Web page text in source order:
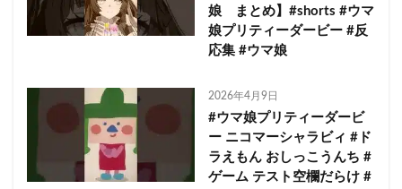
娘 まとめ】#shorts #ウマ
娘プリティーダービー #反
応集 #ウマ娘
2026年4月9日
#ウマ娘プリティーダービ
ー ニコマーシャラビィ #ド
ラえもん おしっこうんち #
ゲーム テスト空欄だらけ #